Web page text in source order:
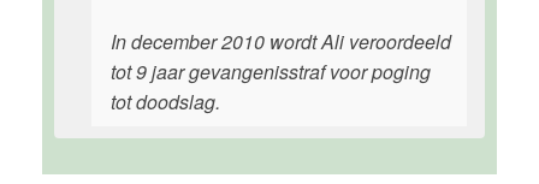
In december 2010 wordt Ali veroordeeld
tot 9 jaar gevangenisstraf voor poging
tot doodslag.